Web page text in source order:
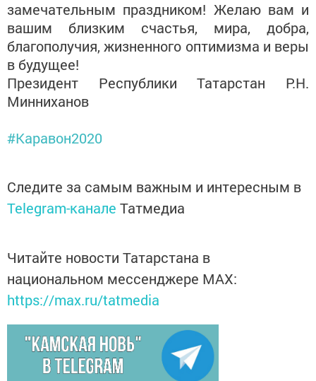
замечательным праздником! Желаю вам и
вашим близким счастья, мира, добра,
благополучия, жизненного оптимизма и веры
в будущее!
Президент Республики Татарстан Р.Н.
Минниханов
#Каравон2020
Следите за самым важным и интересным в
Telegram-канале Татмедиа
Читайте новости Татарстана в
национальном мессенджере MАХ:
https://max.ru/tatmedia